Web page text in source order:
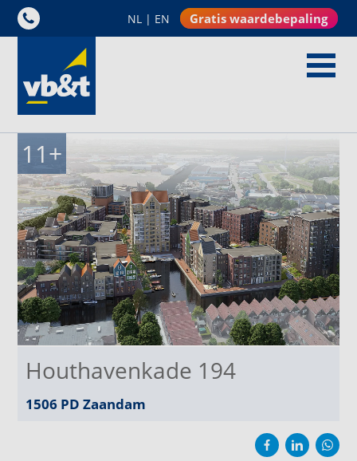
NL | EN Gratis waardebepaling
11+
Houthavenkade 194
1506 PD Zaandam